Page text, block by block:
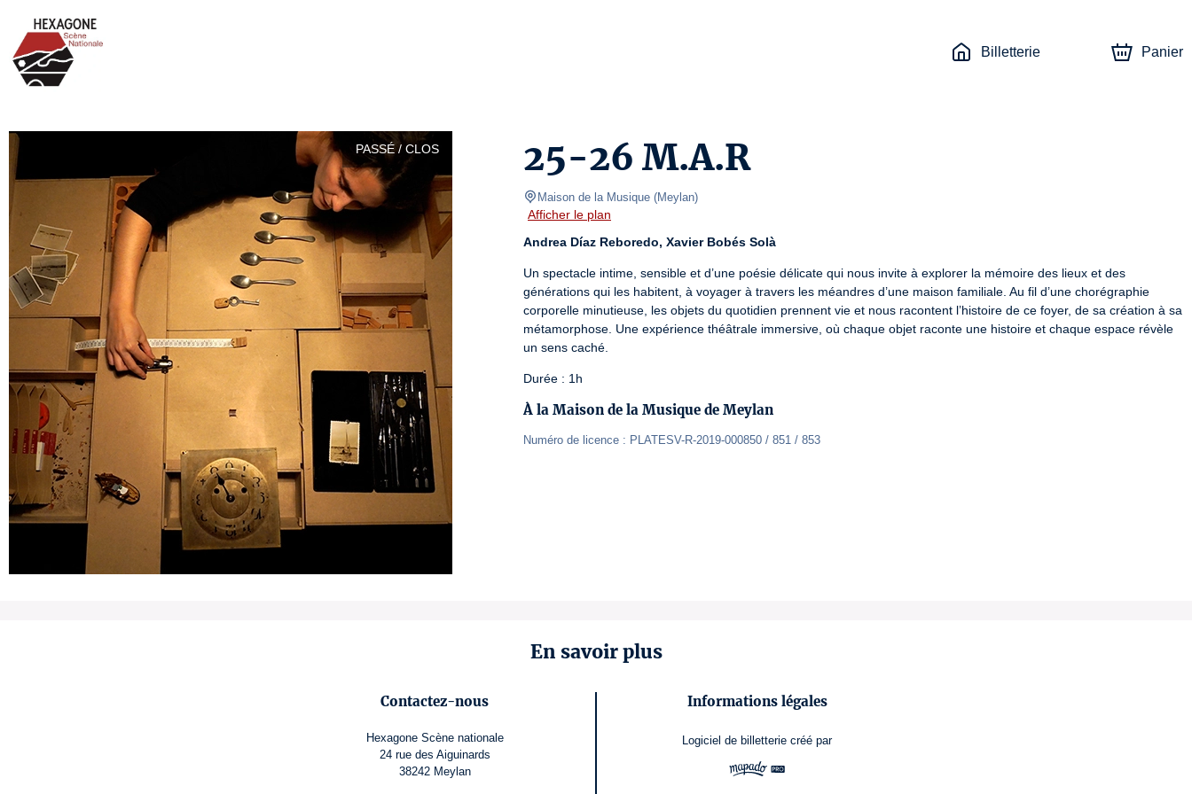
Billetterie Panier
PASSÉ / CLOS 25-26 M.A.R
Maison de la Musique (Meylan)
Afficher le plan
Andrea Díaz Reboredo, Xavier Bobés Solà
Un spectacle intime, sensible et d’une poésie délicate qui nous invite à explorer la mémoire des lieux et des
générations qui les habitent, à voyager à travers les méandres d’une maison familiale. Au fil d’une chorégraphie
corporelle minutieuse, les objets du quotidien prennent vie et nous racontent l’histoire de ce foyer, de sa création à sa
métamorphose. Une expérience théâtrale immersive, où chaque objet raconte une histoire et chaque espace révèle
un sens caché.
Durée : 1h
À la Maison de la Musique de Meylan
Numéro de licence : PLATESV-R-2019-000850 / 851 / 853
En savoir plus
Contactez-nous
Hexagone Scène nationale
24 rue des Aiguinards
38242 Meylan
Informations légales
Logiciel de billetterie créé par